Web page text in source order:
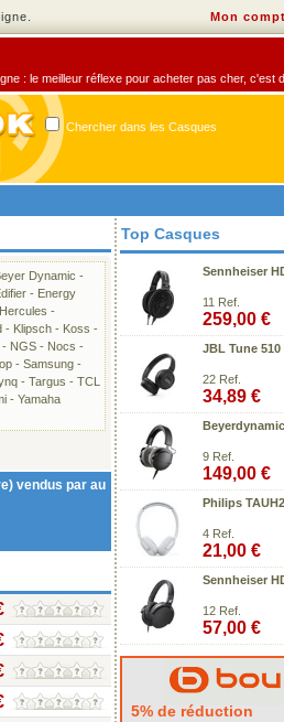
Mon
: le meilleur réflexe pour acheter pas cher, c'est
Chercher dans les Casques
Dynamic -
- Energy
Hercules -
- Klipsch - Koss -
- NGS - Nocs -
- Samsung -
- Targus - TCL
- Yamaha
vendus par au
Top Casques
Sennheiser
11 Ref.
259,00 €
JBL Tune 510
22 Ref.
34,89 €
9 Ref.
149,00 €
Philips
4 Ref.
21,00 €
Sennheiser
12 Ref.
57,00 €
5% de réduction